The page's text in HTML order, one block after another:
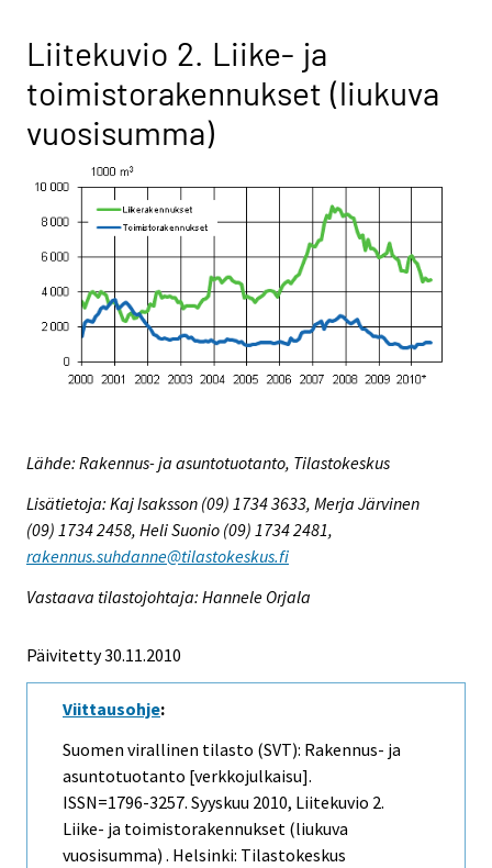
Liitekuvio 2. Liike- ja
toimistorakennukset (liukuva
vuosisumma)
Lähde: Rakennus- ja asuntotuotanto, Tilastokeskus
Lisätietoja: Kaj Isaksson (09) 1734 3633, Merja Järvinen
(09) 1734 2458, Heli Suonio (09) 1734 2481,
rakennus.suhdanne@tilastokeskus.fi
Vastaava tilastojohtaja: Hannele Orjala
Päivitetty 30.11.2010
Viittausohje:
Suomen virallinen tilasto (SVT): Rakennus- ja
asuntotuotanto [verkkojulkaisu].
ISSN=1796-3257. Syyskuu 2010, Liitekuvio 2.
Liike- ja toimistorakennukset (liukuva
vuosisumma) . Helsinki: Tilastokeskus